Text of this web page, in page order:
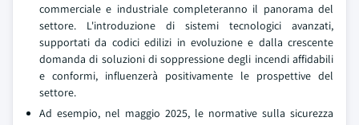
commerciale e industriale completeranno il panorama del
settore. L'introduzione di sistemi tecnologici avanzati,
supportati da codici edilizi in evoluzione e dalla crescente
domanda di soluzioni di soppressione degli incendi affidabili
e conformi, influenzerà positivamente le prospettive del
settore.
Ad esempio, nel maggio 2025, le normative sulla sicurezza